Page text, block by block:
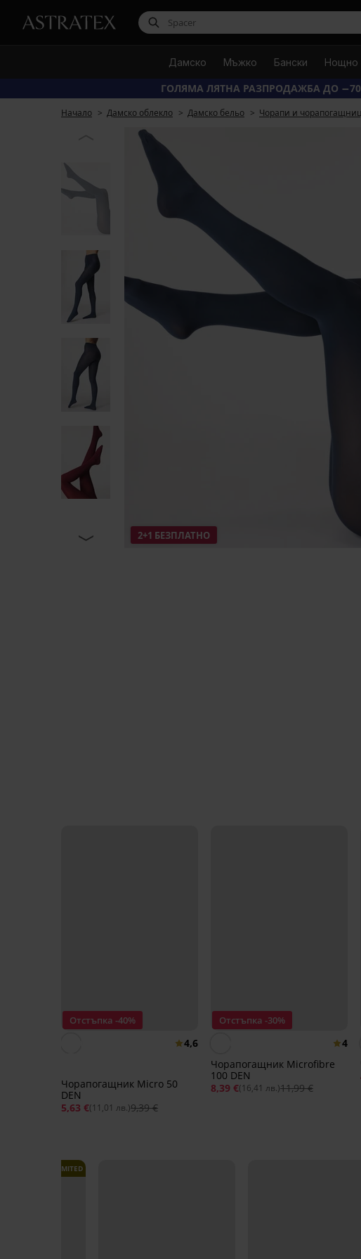
Дамско Мъжко Бански Нощно
ГОЛЯМА ЛЯТНА РАЗПРОДАЖБА ДО −70
Начало Дамско облекло Дамско бельо Чорапи и
2+1 БЕЗПЛАТНО
Отстъпка -40%
4,6
Чорапогащник Micro 50
DEN
5,63 €(11,01 лв.)9,39 €
Отстъпка -30%
4
Чорапогащник Microfibre
100 DEN
8,39 €(16,41 лв.)11,99 €
LIMITED